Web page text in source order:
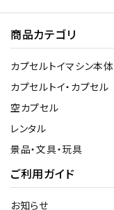
商品カテゴリ
カプセルトイマシン本体
カプセルトイ・カプセル
空カプセル
レンタル
景品・文具・玩具
ご利用ガイド
お知らせ